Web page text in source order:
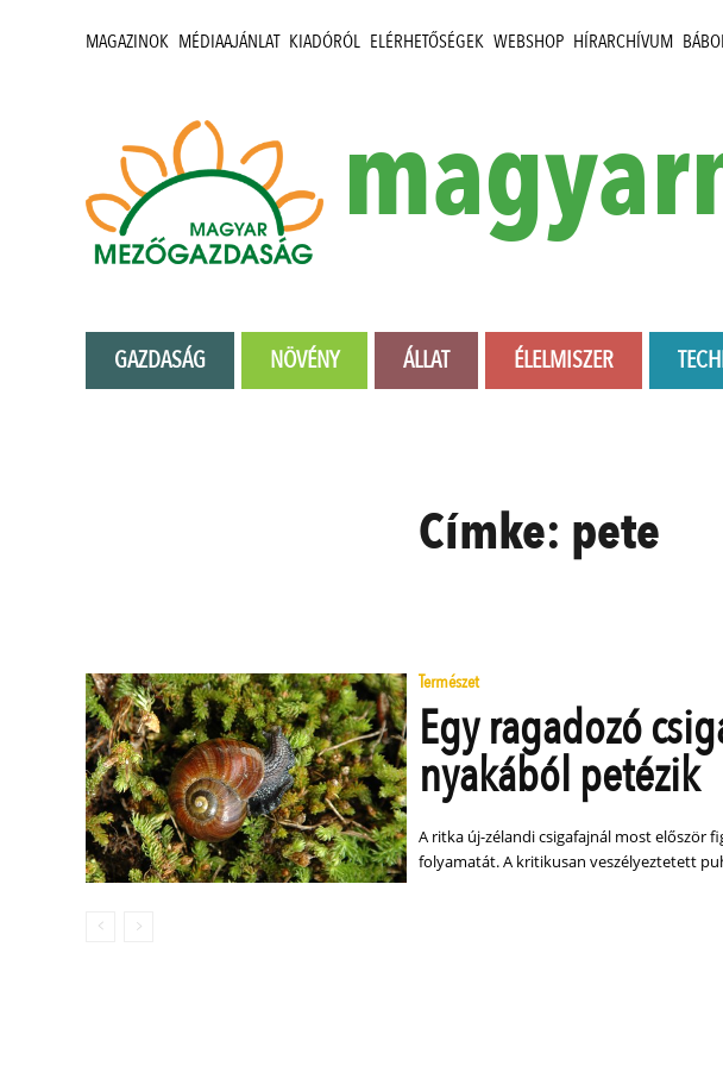
MAGAZINOK MÉDIAAJÁNLAT KIADÓRÓL ELÉRHETŐSÉGEK WEBSHOP HÍRARCHÍVUM
GAZDASÁG NÖVÉNY ÁLLAT ÉLELMISZER
Címke: pete
Természet
Egy ragadozó
nyakából petézik
A ritka új-zélandi csigafajnál most először
folyamatát. A kritikusan veszélyeztetett